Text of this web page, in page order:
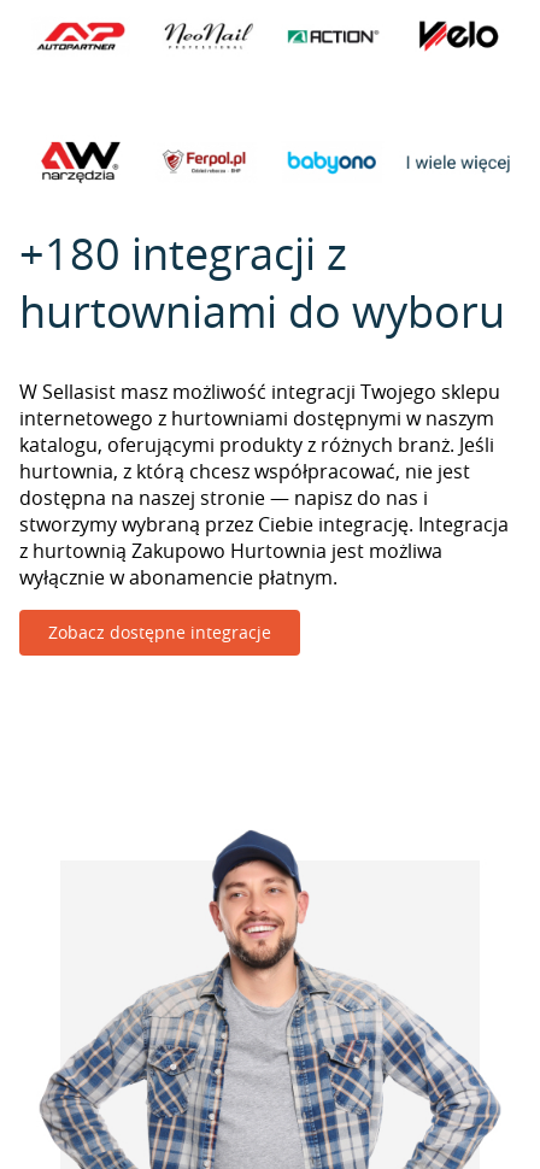
+180 integracji z
hurtowniami do wyboru
W Sellasist masz możliwość integracji Twojego sklepu
internetowego z hurtowniami dostępnymi w naszym
katalogu, oferującymi produkty z różnych branż. Jeśli
hurtownia, z którą chcesz współpracować, nie jest
dostępna na naszej stronie — napisz do nas i
stworzymy wybraną przez Ciebie integrację. Integracja
z hurtownią Zakupowo Hurtownia jest możliwa
wyłącznie w abonamencie płatnym.
Zobacz dostępne integracje